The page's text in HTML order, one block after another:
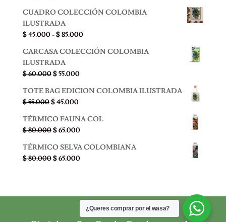
CUADRO COLECCIÓN COLOMBIA
ILUSTRADA
$45.000-$85.000Rango
precios:
hasta
CARCASA COLECCIÓN COLOMBIA
ILUSTRADA
$60.000El
original
era:
$ 60.000.
$55.000El
actual
$ 55.000.
TOTE BAG EDICION COLOMBIA ILUSTRADA
$55.000El
original
era:
$ 55.000.
$45.000El
actual
es:
$ 45.000.
TÉRMICO FAUNA COL
$80.000El
original
era:
$65.000El
actual
es:
TÉRMICO SELVA COLOMBIANA
$80.000El
$ 80.000.
$65.000El
$ 65.000.
¿Queres comprar por el wasa?